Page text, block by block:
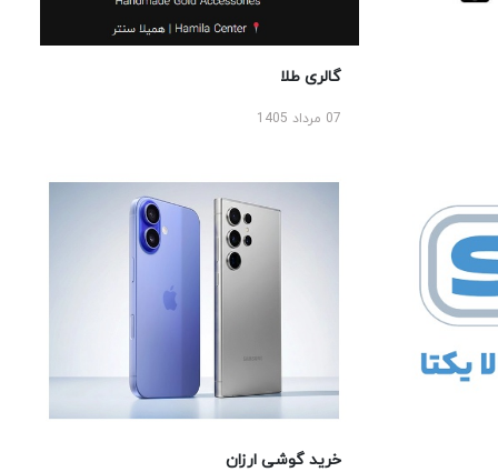
گالری طلا
07 مرداد 1405
خرید گوشی ارزان